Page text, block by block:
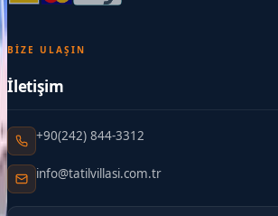
BIZE ULAŞIN
İletişim
+90(242) 844-3312
info@tatilvillasi.com.tr